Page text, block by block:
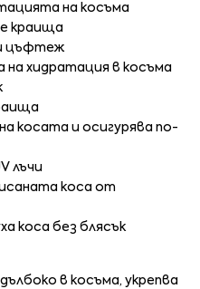
на косъма
краища
цъфтеж
хидратация в косъма
косата и осигурява по-
лъчи
коса от
коса без блясък
в косъма, укрепва